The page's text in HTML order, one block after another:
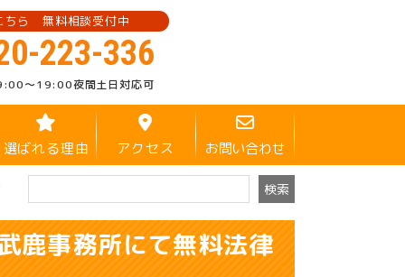
ちら 無料相談受付中
223-336
～19:00夜間土日対応可
選ばれる理由 アクセス お問い合わせ
鹿事務所にて無料法律